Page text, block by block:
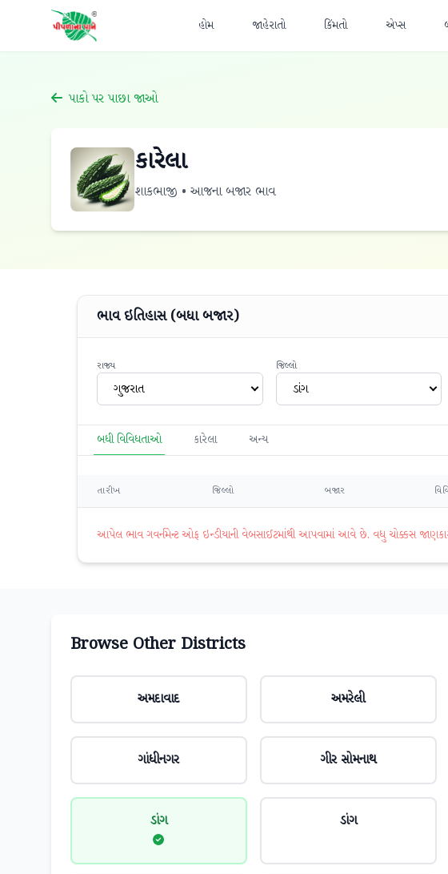
હોમ જાહેરાતો કિંમતો એપ્સ
પાકો પર પાછા જાઓ
કારેલા
શાકભાજી • આજના બજાર ભાવ
ભાવ ઇતિહાસ (બધા બજાર)
રાજ્ય
ગુજરાત
જિલ્લો
ડાંગ
બધી વિવિધતાઓ કારેલા અન્ય
તારીખ જિલ્લો બજાર
આપેલ ભાવ ગવર્નમેન્ટ ઓફ ઇન્ડીયાની વેબસાઈટમાંથી આપવામાં આવે છે. વધુ ચોક્કસ જાણકારી
Browse Other Districts
અમદાવાદ અમરેલી
ગાંધીનગર ગીર સોમનાથ
ડાંગ ડાંગ